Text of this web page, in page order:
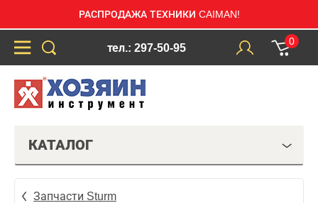
РАСПРОДАЖА ТЕХНИКИ CAIMAN!
тел.: 297-50-95
0
КАТАЛОГ
Запчасти Sturm